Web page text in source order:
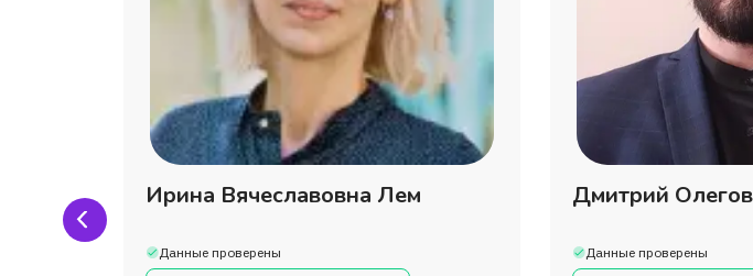
Ирина Вячеславовна Лем
Данные проверены
Дмитрий
Данные проверены